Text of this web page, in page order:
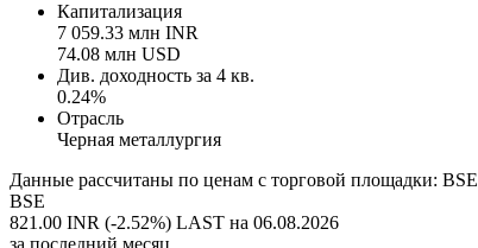
Капитализация
7 059.33 млн INR
74.08 млн USD
Див. доходность за 4 кв.
0.24%
Отрасль
Черная металлургия
Данные рассчитаны по ценам с торговой площадки: BSE
BSE
821.00 INR (-2.52%) LAST на 06.08.2026